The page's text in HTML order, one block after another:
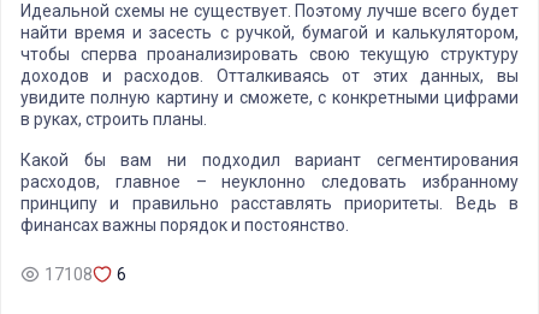
Идеальной схемы не существует. Поэтому лучше всего будет
найти время и засесть с ручкой, бумагой и калькулятором,
чтобы сперва проанализировать свою текущую структуру
доходов и расходов. Отталкиваясь от этих данных, вы
увидите полную картину и сможете, с конкретными цифрами
в руках, строить планы.
Какой бы вам ни подходил вариант сегментирования
расходов, главное – неуклонно следовать избранному
принципу и правильно расставлять приоритеты. Ведь в
финансах важны порядок и постоянство.
17108 6